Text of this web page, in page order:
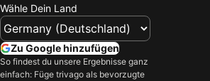
Wähle Dein Land
Zu Google hinzufügen
So findest du unsere Ergebnisse ganz
einfach: Füge trivago als bevorzugte